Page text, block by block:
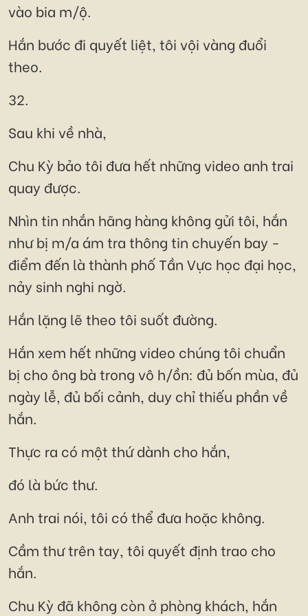
vào bia m/ộ.
Hắn bước đi quyết liệt, tôi vội vàng đuổi
theo.
32.
Sau khi về nhà,
Chu Kỳ bảo tôi đưa hết những video anh trai
quay được.
Nhìn tin nhắn hãng hàng không gửi tôi, hắn
như bị m/a ám tra thông tin chuyến bay -
điểm đến là thành phố Tần Vực học đại học,
nảy sinh nghi ngờ.
Hắn lặng lẽ theo tôi suốt đường.
Hắn xem hết những video chúng tôi chuẩn
bị cho ông bà trong vô h/ồn: đủ bốn mùa, đủ
ngày lễ, đủ bối cảnh, duy chỉ thiếu phần về
hắn.
Thực ra có một thứ dành cho hắn,
đó là bức thư.
Anh trai nói, tôi có thể đưa hoặc không.
Cầm thư trên tay, tôi quyết định trao cho
hắn.
Chu Kỳ đã không còn ở phòng khách, hắn